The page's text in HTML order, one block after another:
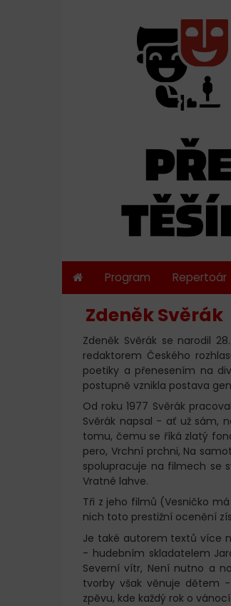
Program Repertoár
Zdeněk Svěrák
Zdeněk Svěrák se narodil
redaktorem Českého
poetiky a přenesením na
postupně vznikla postava
Od roku 1977 Svěrák
Svěrák napsal - ať už sám,
tomu, čemu se říká zlatý
pero, Vrchní prchni, Na
spolupracuje na filmech se
Vratné lahve.
Tři z jeho filmů (Vesničko
nich toto prestižní ocenění
Je také autorem textů více
- hudebním skladatelem
Severní vítr, Není nutno a
tvorby však věnuje dětem
zpěvu, kde každý rok o